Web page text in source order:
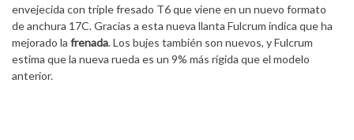
envejecida con triple fresado T6 que viene en un nuevo formato
de anchura 17C. Gracias a esta nueva llanta Fulcrum indica que ha
mejorado la frenada. Los bujes también son nuevos, y Fulcrum
estima que la nueva rueda es un 9% más rígida que el modelo
anterior.